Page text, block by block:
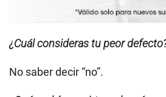
¿Cuál consideras tu peor
No saber decir “no”.